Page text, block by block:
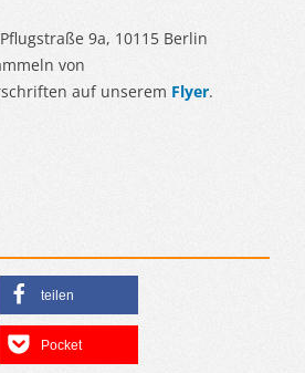
9a, 10115 Berlin
von
auf unserem Flyer.
teilen
Pocket